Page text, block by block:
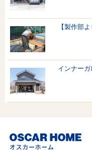
【製作部
インナー